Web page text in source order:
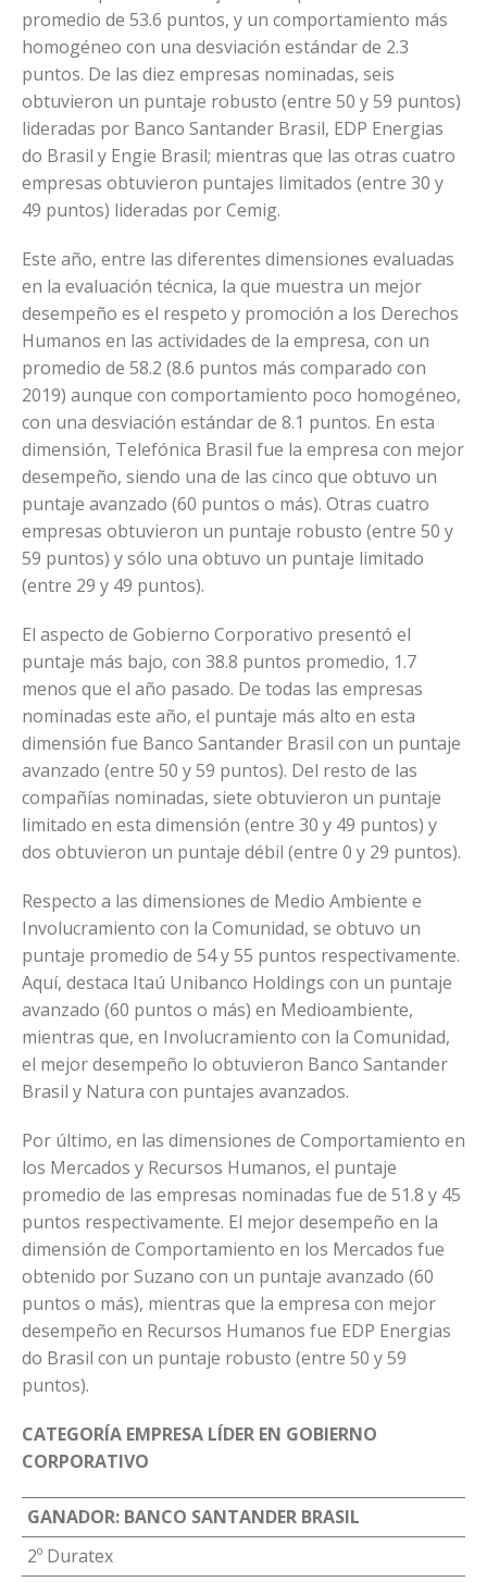
promedio de 53.6 puntos, y un comportamiento más
homogéneo con una desviación estándar de 2.3
puntos. De las diez empresas nominadas, seis
obtuvieron un puntaje robusto (entre 50 y 59 puntos)
lideradas por Banco Santander Brasil, EDP Energias
do Brasil y Engie Brasil; mientras que las otras cuatro
empresas obtuvieron puntajes limitados (entre 30 y
49 puntos) lideradas por Cemig.
Este año, entre las diferentes dimensiones evaluadas
en la evaluación técnica, la que muestra un mejor
desempeño es el respeto y promoción a los Derechos
Humanos en las actividades de la empresa, con un
promedio de 58.2 (8.6 puntos más comparado con
2019) aunque con comportamiento poco homogéneo,
con una desviación estándar de 8.1 puntos. En esta
dimensión, Telefónica Brasil fue la empresa con mejor
desempeño, siendo una de las cinco que obtuvo un
puntaje avanzado (60 puntos o más). Otras cuatro
empresas obtuvieron un puntaje robusto (entre 50 y
59 puntos) y sólo una obtuvo un puntaje limitado
(entre 29 y 49 puntos).
El aspecto de Gobierno Corporativo presentó el
puntaje más bajo, con 38.8 puntos promedio, 1.7
menos que el año pasado. De todas las empresas
nominadas este año, el puntaje más alto en esta
dimensión fue Banco Santander Brasil con un puntaje
avanzado (entre 50 y 59 puntos). Del resto de las
compañías nominadas, siete obtuvieron un puntaje
limitado en esta dimensión (entre 30 y 49 puntos) y
dos obtuvieron un puntaje débil (entre 0 y 29 puntos).
Respecto a las dimensiones de Medio Ambiente e
Involucramiento con la Comunidad, se obtuvo un
puntaje promedio de 54 y 55 puntos respectivamente.
Aquí, destaca Itaú Unibanco Holdings con un puntaje
avanzado (60 puntos o más) en Medioambiente,
mientras que, en Involucramiento con la Comunidad,
el mejor desempeño lo obtuvieron Banco Santander
Brasil y Natura con puntajes avanzados.
Por último, en las dimensiones de Comportamiento en
los Mercados y Recursos Humanos, el puntaje
promedio de las empresas nominadas fue de 51.8 y 45
puntos respectivamente. El mejor desempeño en la
dimensión de Comportamiento en los Mercados fue
obtenido por Suzano con un puntaje avanzado (60
puntos o más), mientras que la empresa con mejor
desempeño en Recursos Humanos fue EDP Energias
do Brasil con un puntaje robusto (entre 50 y 59
puntos).
CATEGORÍA EMPRESA LÍDER EN GOBIERNO
CORPORATIVO
GANADOR: BANCO SANTANDER BRASIL
2º Duratex